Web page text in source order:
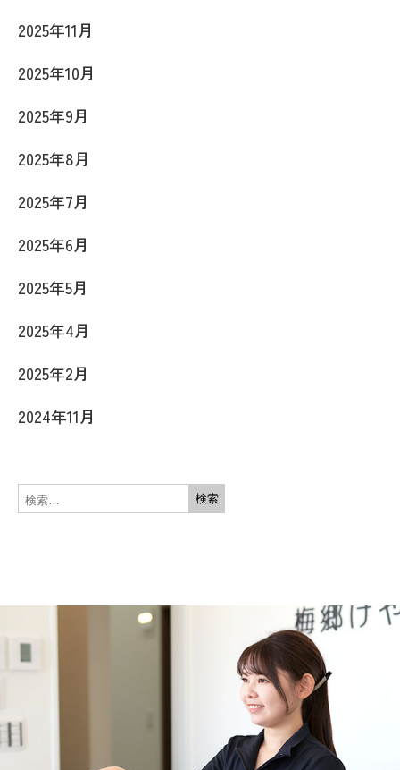
2025年11月
2025年10月
2025年9月
2025年8月
2025年7月
2025年6月
2025年5月
2025年4月
2025年2月
2024年11月